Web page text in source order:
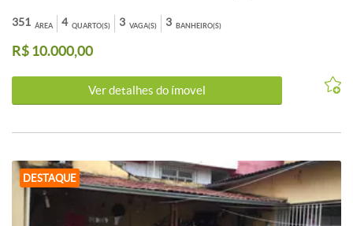
vista. Nível inferior - DCE Espaço gourmet com churrasqueira,
piscina, lavanderia. Garagem para 3 carris pequenos.
ÁREA
351 QUARTO(S)
4 VAGA(S)
3 BANHEIRO(S)
3
R$ 10.000,00
Ver detalhes do ímovel
DESTAQUE